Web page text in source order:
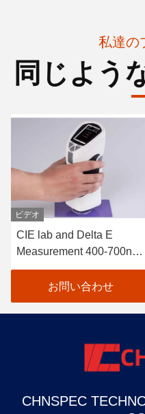
私達の
同じよう
ビデオ
CIE lab and Delta E
Measurement 400-700nm
Colour Tester Portable
Colour Difference Meter
お問い合わせ
CHNSPEC